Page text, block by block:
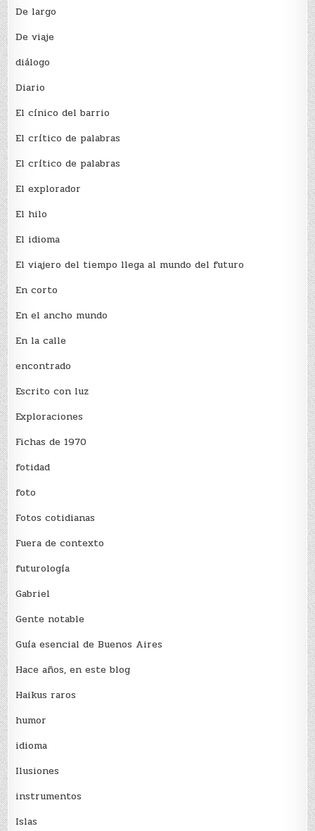
De largo
De viaje
diálogo
Diario
El cínico del barrio
El crí­tico de palabras
El crí­tico de palabras
El explorador
El hilo
El idioma
El viajero del tiempo llega al mundo del futuro
En corto
En el ancho mundo
En la calle
encontrado
Escrito con luz
Exploraciones
Fichas de 1970
fotidad
foto
Fotos cotidianas
Fuera de contexto
futurología
Gabriel
Gente notable
Guía esencial de Buenos Aires
Hace años, en este blog
Haikus raros
humor
idioma
Ilusiones
instrumentos
Islas